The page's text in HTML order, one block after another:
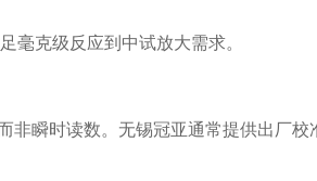
毫克级反应到中试放大需求。
非瞬时读数。无锡冠亚通常提供出厂校